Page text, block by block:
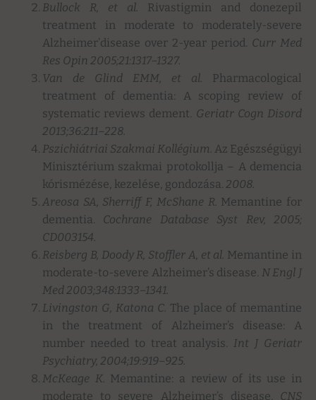
Bullock R, et al. Rivastigmin and donezepil
treatment in moderate to moderately-severe
Alzheimer’disease over 2-year period. Curr Med
Res Opin 2005;21:1317–1327.
Van de Glind EMM, et al. Pharmacological
treatment of dementia: A scoping review of
systematic reviews dement. Geriatr Cogn Disord
2013;36:211–228.
Pszichiátriai Szakmai Kollégium. Az Egészségügyi
Minisztérium szakmai protokollja – A demencia
kórismézése, kezelése, gondozása. 2008.
Areosa SA, Sherriff F, McShane R. Memantine for
dementia. Cochrane Database Syst Rev, 2005;
CD003154.
Reisberg B, Doody R, Stoffler A, et al. Memantine in
moderate-to-severe Alzheimer’s disease. N Engl J
Med 2003;348:1333–1341.
Livingston G, Katona C. The place of memantine
in the treatment of Alzheimer’s disease: A
number needed to treat analysis. Int J Geriatr
Psychiatry, 2004;19:919–925.
McKeage K. Memantine: a review of its use in
moderate to severe Alzheimer’s disease. CNS